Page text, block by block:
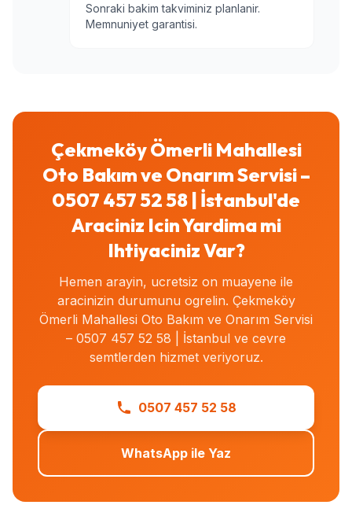
Sonraki bakim takviminiz planlanir.
Memnuniyet garantisi.
Çekmeköy Ömerli Mahallesi
Oto Bakım ve Onarım Servisi –
0507 457 52 58 | İstanbul'de
Araciniz Icin Yardima mi
Ihtiyaciniz Var?
Hemen arayin, ucretsiz on muayene ile
aracinizin durumunu ogrelin. Çekmeköy
Ömerli Mahallesi Oto Bakım ve Onarım Servisi
– 0507 457 52 58 | İstanbul ve cevre
semtlerden hizmet veriyoruz.
0507 457 52 58
WhatsApp ile Yaz